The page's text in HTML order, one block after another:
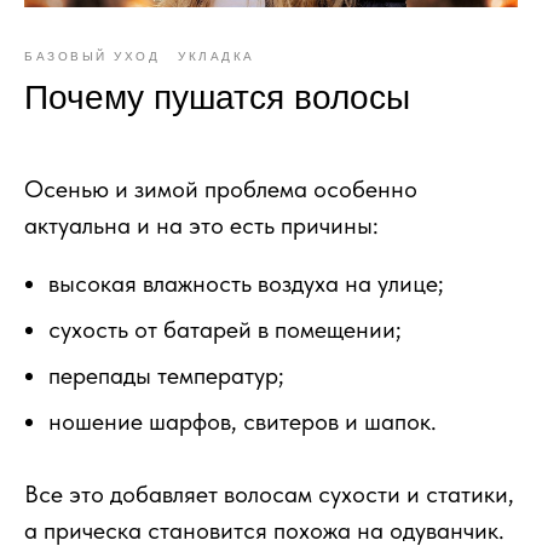
БАЗОВЫЙ УХОД УКЛАДКА
Почему пушатся волосы
Осенью и зимой проблема особенно
актуальна и на это есть причины:
высокая влажность воздуха на улице;
сухость от батарей в помещении;
перепады температур;
ношение шарфов, свитеров и шапок.
Все это добавляет волосам сухости и статики,
а прическа становится похожа на одуванчик.